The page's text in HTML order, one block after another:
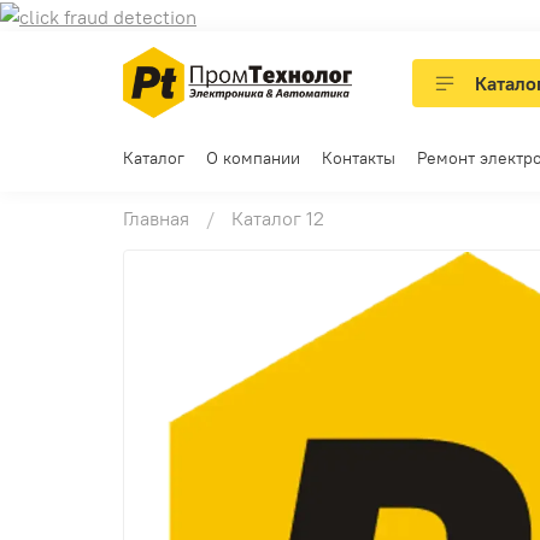
Каталог О компании Контакты Ремонт
Главная Каталог 12